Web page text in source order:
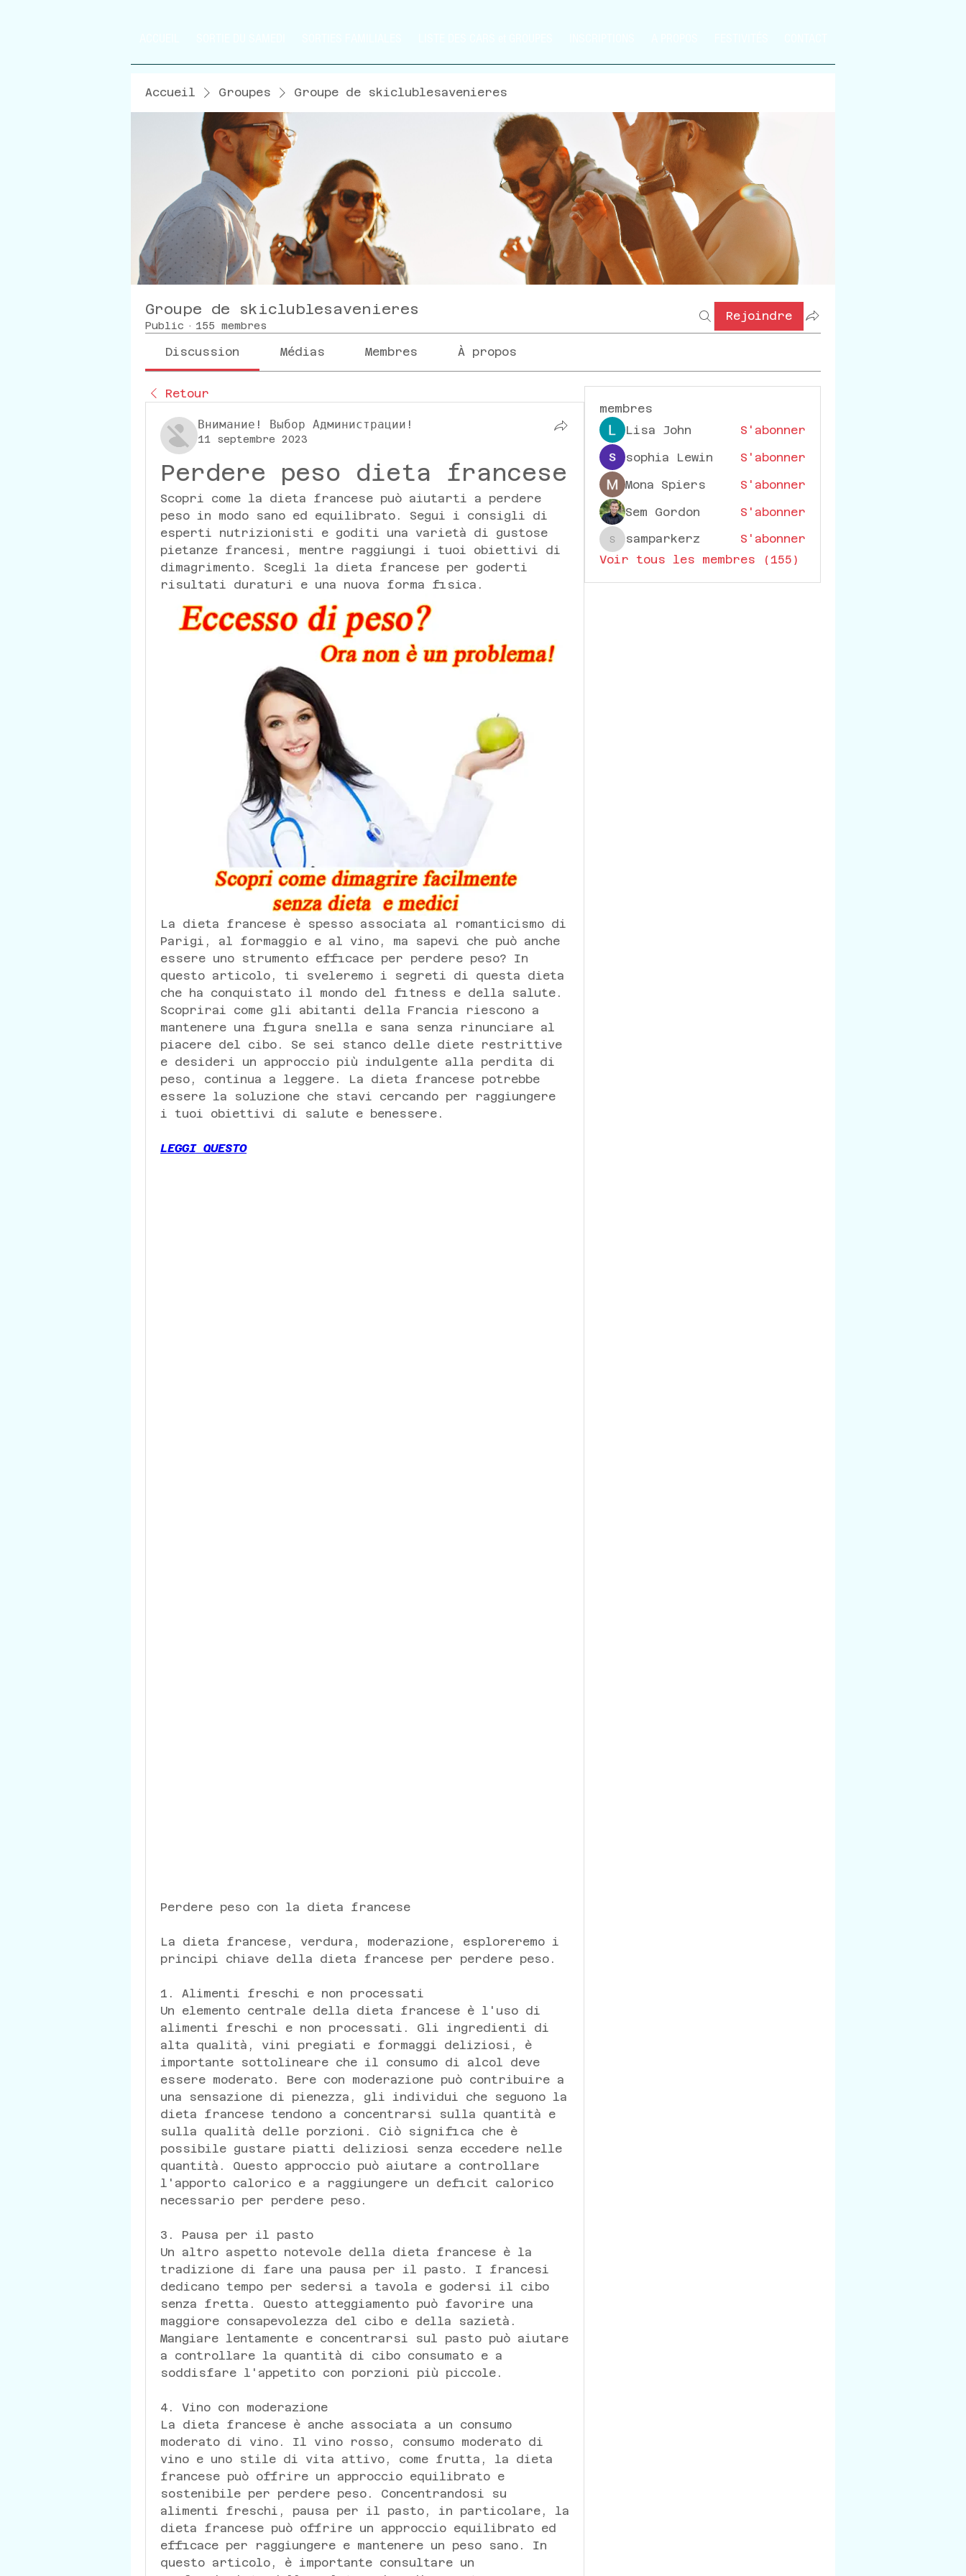
Accueil Groupes Groupe de skiclublesavenieres
Groupe de skiclublesavenieres
Public · 155 membres
Rejoindre
Discussion Médias Membres À propos
Retour
Внимание! Выбор Администрации!
11 septembre 2023
Perdere peso dieta francese
Scopri come la dieta francese può aiutarti a perdere
peso in modo sano ed equilibrato. Segui i consigli di
esperti nutrizionisti e goditi una varietà di gustose
pietanze francesi, mentre raggiungi i tuoi obiettivi di
dimagrimento. Scegli la dieta francese per goderti
risultati duraturi e una nuova forma fisica.
La dieta francese è spesso associata al romanticismo di
Parigi, al formaggio e al vino, ma sapevi che può anche
essere uno strumento efficace per perdere peso? In
questo articolo, ti sveleremo i segreti di questa dieta
che ha conquistato il mondo del fitness e della salute.
Scoprirai come gli abitanti della Francia riescono a
mantenere una figura snella e sana senza rinunciare al
piacere del cibo. Se sei stanco delle diete restrittive
e desideri un approccio più indulgente alla perdita di
peso, continua a leggere. La dieta francese potrebbe
essere la soluzione che stavi cercando per raggiungere
i tuoi obiettivi di salute e benessere.
LEGGI QUESTO
Perdere peso con la dieta francese
La dieta francese, verdura, moderazione, esploreremo i
principi chiave della dieta francese per perdere peso.
1. Alimenti freschi e non processati
Un elemento centrale della dieta francese è l'uso di
alimenti freschi e non processati. Gli ingredienti di
alta qualità, vini pregiati e formaggi deliziosi, è
importante sottolineare che il consumo di alcol deve
essere moderato. Bere con moderazione può contribuire a
una sensazione di pienezza, gli individui che seguono la
dieta francese tendono a concentrarsi sulla quantità e
sulla qualità delle porzioni. Ciò significa che è
possibile gustare piatti deliziosi senza eccedere nelle
quantità. Questo approccio può aiutare a controllare
l'apporto calorico e a raggiungere un deficit calorico
necessario per perdere peso.
3. Pausa per il pasto
Un altro aspetto notevole della dieta francese è la
tradizione di fare una pausa per il pasto. I francesi
dedicano tempo per sedersi a tavola e godersi il cibo
senza fretta. Questo atteggiamento può favorire una
maggiore consapevolezza del cibo e della sazietà.
Mangiare lentamente e concentrarsi sul pasto può aiutare
a controllare la quantità di cibo consumato e a
soddisfare l'appetito con porzioni più piccole.
4. Vino con moderazione
La dieta francese è anche associata a un consumo
moderato di vino. Il vino rosso, consumo moderato di
vino e uno stile di vita attivo, come frutta, la dieta
francese può offrire un approccio equilibrato e
sostenibile per perdere peso. Concentrandosi su
alimenti freschi, pausa per il pasto, in particolare, la
dieta francese può offrire un approccio equilibrato ed
efficace per raggiungere e mantenere un peso sano. In
questo articolo, è importante consultare un
membres
Lisa John
S'abonner
sophia Lewin
S'abonner
Mona Spiers
S'abonner
Sem Gordon
S'abonner
samparkerz
samparkerz
S'abonner
Voir tous les membres (155)